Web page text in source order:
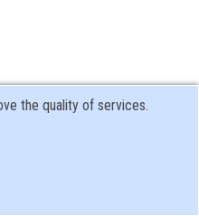
the quality of services.